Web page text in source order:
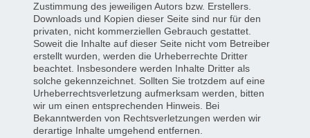
Zustimmung des jeweiligen Autors bzw. Erstellers.
Downloads und Kopien dieser Seite sind nur für den
privaten, nicht kommerziellen Gebrauch gestattet.
Soweit die Inhalte auf dieser Seite nicht vom Betreiber
erstellt wurden, werden die Urheberrechte Dritter
beachtet. Insbesondere werden Inhalte Dritter als
solche gekennzeichnet. Sollten Sie trotzdem auf eine
Urheberrechtsverletzung aufmerksam werden, bitten
wir um einen entsprechenden Hinweis. Bei
Bekanntwerden von Rechtsverletzungen werden wir
derartige Inhalte umgehend entfernen.